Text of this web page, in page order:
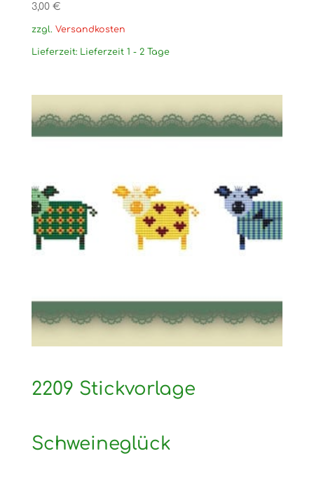
3,00 €
zzgl. Versandkosten
Lieferzeit: Lieferzeit 1 - 2 Tage
2209 Stickvorlage
Schweineglück